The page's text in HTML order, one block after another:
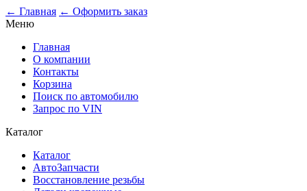
← Главная ← Оформить заказ
Меню
Главная
О компании
Контакты
Корзина
Поиск по автомобилю
Запрос по VIN
Каталог
Каталог
АвтоЗапчасти
Восстановление резьбы